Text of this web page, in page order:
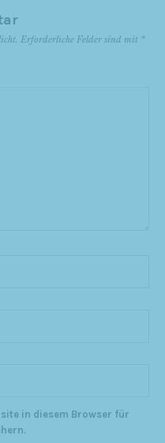
Erforderliche Felder sind mit *
in diesem Browser für